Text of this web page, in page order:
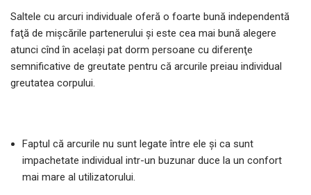
Saltele cu arcuri individuale oferă o foarte bună independentă
faţă de mişcările partenerului şi este cea mai bună alegere
atunci cînd în acelaşi pat dorm persoane cu diferenţe
semnificative de greutate pentru că arcurile preiau individual
greutatea corpului.
Faptul că arcurile nu sunt legate între ele şi ca sunt
impachetate individual intr-un buzunar duce la un confort
mai mare al utilizatorului.